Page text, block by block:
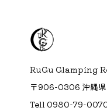
RuGu Glamping
〒906-0306 沖縄県
Tell 0980-79-